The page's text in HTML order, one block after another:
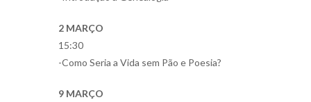
2 MARÇO
15:30
-Como Seria a Vida sem Pão e Poesia?
9 MARÇO